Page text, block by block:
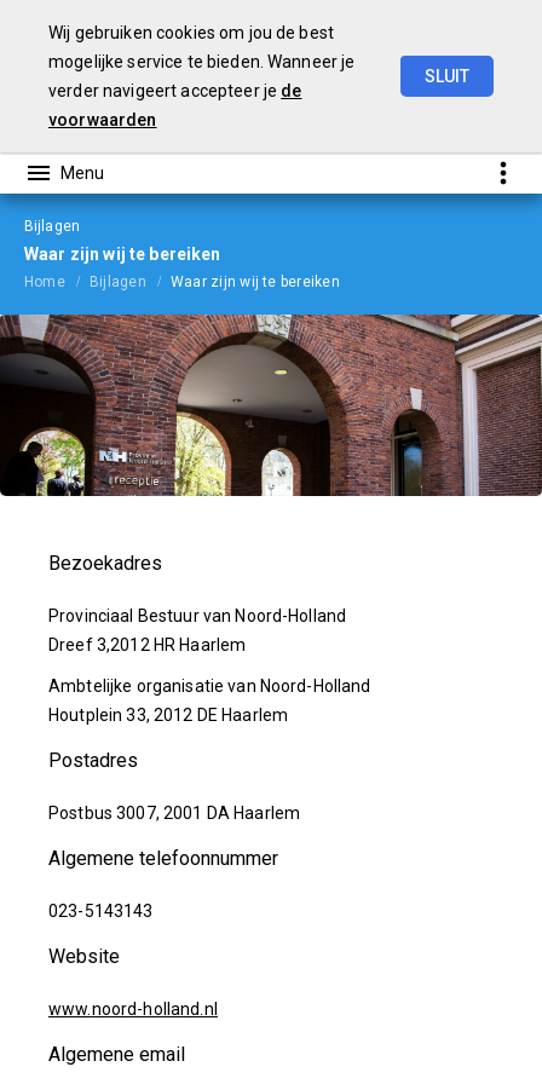
Wij gebruiken cookies om jou de best
mogelijke service te bieden. Wanneer je
verder navigeert accepteer je de
voorwaarden
SLUIT
Bijlagen
Waar zijn wij te bereiken
Home Bijlagen Waar zijn wij te bereiken
Bezoekadres
Provinciaal Bestuur van Noord-Holland
Dreef 3,2012 HR Haarlem
Ambtelijke organisatie van Noord-Holland
Houtplein 33, 2012 DE Haarlem
Postadres
Postbus 3007, 2001 DA Haarlem
Algemene telefoonnummer
023-5143143
Website
www.noord-holland.nl
Algemene email